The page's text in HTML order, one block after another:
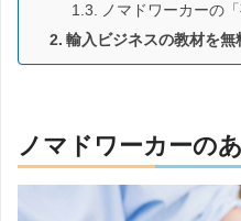
ノマドワーカーの
輸入ビジネスの教材を無
ノマドワーカーの